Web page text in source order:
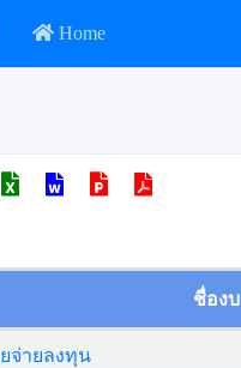
Home
ชื่องบ
จ่ายลงทุน